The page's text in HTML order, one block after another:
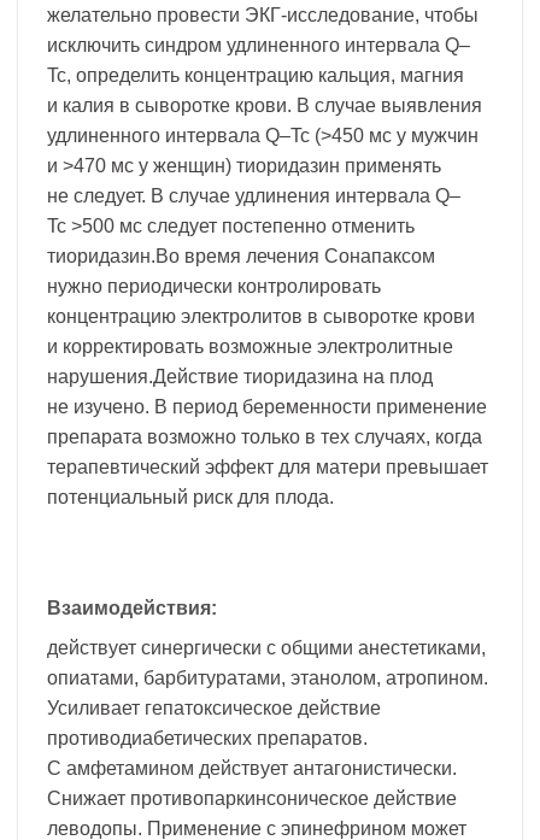
желательно провести ЭКГ-исследование, чтобы
исключить синдром удлиненного интервала Q–
Tc, определить концентрацию кальция, магния
и калия в сыворотке крови. В случае выявления
удлиненного интервала Q–Tc (>450 мс у мужчин
и >470 мс у женщин) тиоридазин применять
не следует. В случае удлинения интервала Q–
Tc >500 мс следует постепенно отменить
тиоридазин.Во время лечения Сонапаксом
нужно периодически контролировать
концентрацию электролитов в сыворотке крови
и корректировать возможные электролитные
нарушения.Действие тиоридазина на плод
не изучено. В период беременности применение
препарата возможно только в тех случаях, когда
терапевтический эффект для матери превышает
потенциальный риск для плода.
Взаимодействия:
действует синергически с общими анестетиками,
опиатами, барбитуратами, этанолом, атропином.
Усиливает гепатоксическое действие
противодиабетических препаратов.
С амфетамином действует антагонистически.
Снижает противопаркинсоническое действие
леводопы. Применение с эпинефрином может